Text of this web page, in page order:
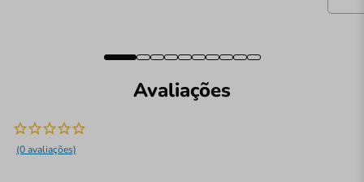
Avaliações
(0 avaliações)